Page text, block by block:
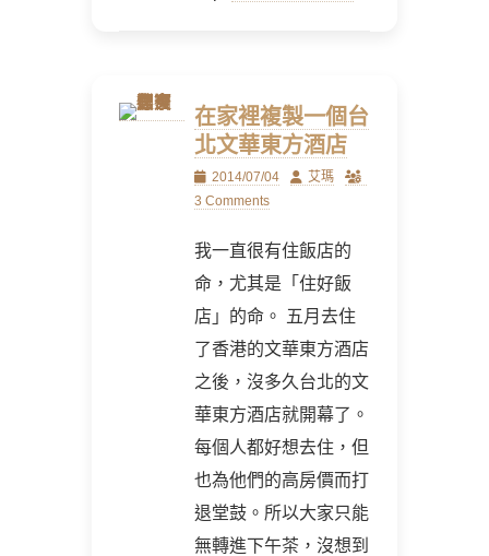
在家裡複製一個台
北文華東方酒店
Posted
on
2014/07/04 Author
艾瑪
3 Comments
我一直很有住飯店的
命，尤其是「住好飯
店」的命。 五月去住
了香港的文華東方酒店
之後，沒多久台北的文
華東方酒店就開幕了。
每個人都好想去住，但
也為他們的高房價而打
退堂鼓。所以大家只能
無轉進下午茶，沒想到